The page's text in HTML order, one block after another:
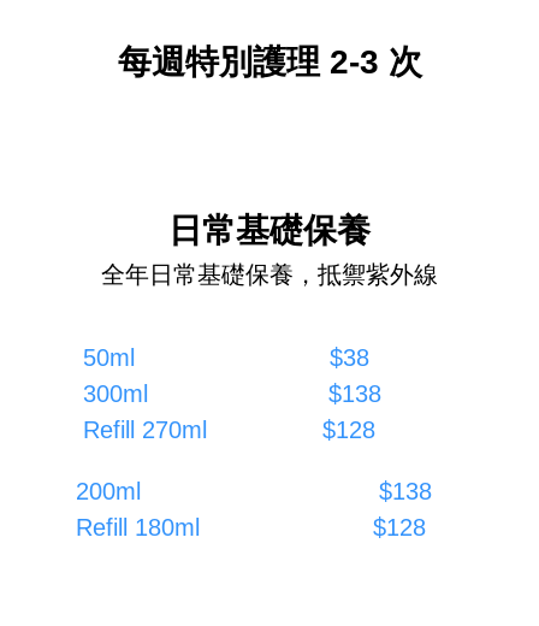
每週特別護理 2-3 次
日常基礎保養
全年日常基礎保養，抵禦紫外線
50ml $38
300ml $138
Refill 270ml $128
200ml $138
Refill 180ml $128